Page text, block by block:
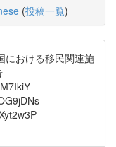
(投稿一覧)
おける移民関連施